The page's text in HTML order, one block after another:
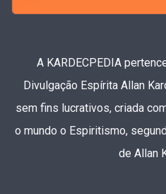
A KARDECPEDIA
Divulgação Espírita Allan
sem fins lucrativos, criada
o mundo o Espiritismo,
de Allan